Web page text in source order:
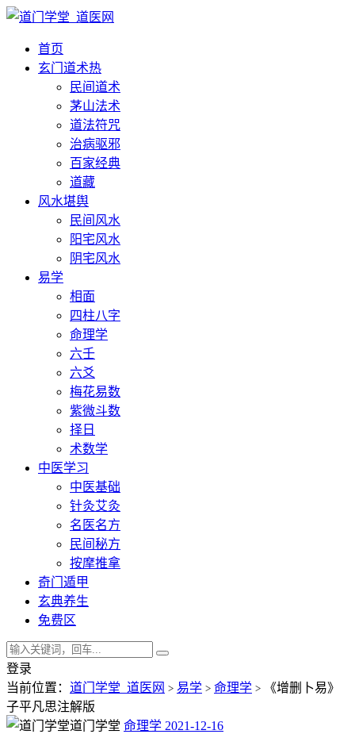
首页
玄门道术热
民间道术
茅山法术
道法符咒
治病驱邪
百家经典
道藏
风水堪舆
民间风水
阳宅风水
阴宅风水
易学
相面
四柱八字
命理学
六壬
六爻
梅花易数
紫微斗数
择日
术数学
中医学习
中医基础
针灸艾灸
名医名方
民间秘方
按摩推拿
奇门遁甲
玄典养生
免费区
登录
当前位置： 道门学堂_道医网 > 易学 > 命理学 > 《增删卜易》
子平凡思注解版
道门学堂 命理学 2021-12-16